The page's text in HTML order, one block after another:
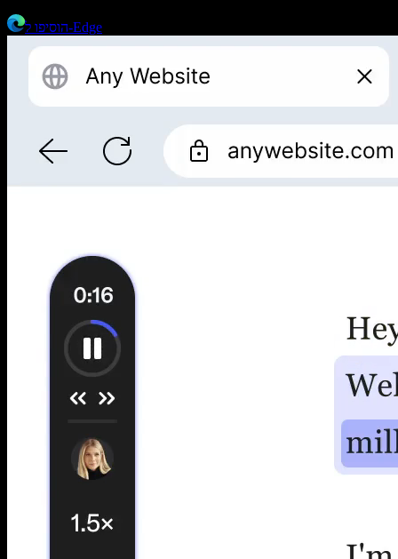
הוסיפו ל-Edge